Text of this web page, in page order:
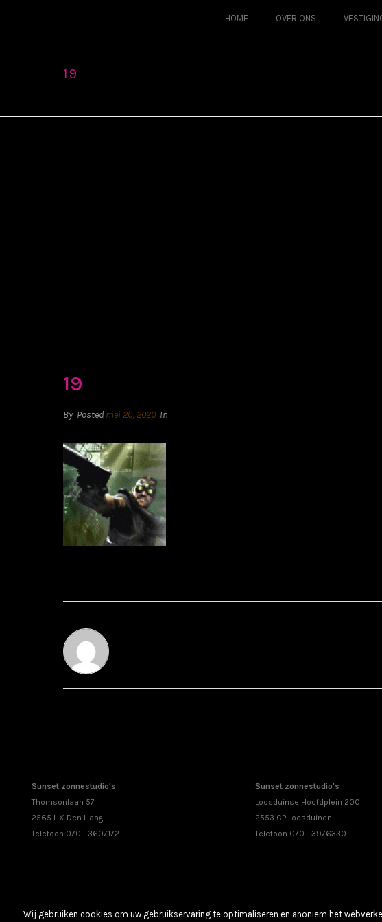
HOME OVER ONS
19
19
By Posted mei 20, 2020 In
Sunset zonnestudio's
Thomsonlaan 57
2565 HX Den Haag
Telefoon 070 - 3607172
Sunset zonnestudio's
Loosduinse Hoofdplein 200
2553 CP Loosduinen
Telefoon 070 - 3976330
Wij gebruiken cookies om uw gebruikservaring te optimaliseren en anoniem het